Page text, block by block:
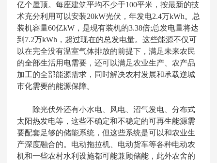
亿个屋顶。每座建筑平均不少于100平米，按最新的技
术充分利用可以安装20kW光伏，年发电2.4万kWh。总
装机容量60亿kW，是现有装机的3.38倍;总发电量将达
到7.2万kWh，超过现在的总发电量。这些能源不仅可
以在完全没有温室气体排放的前提下，满足未来农民
的全部生活用电需要，还可以满足农业生产、农产品
加工的全部能源需求，同时解决农村发展和承载逆城
市化需要的能源保障。
除光伏外还有小水电、风电、沼气发电、分布式
太阳热发电等，这些不确定和不稳定的可再生能源需
要配套足够的储能系统，但这些系统是可以和农业生
产深度融合的。电动拖拉机、电动货车等各种电动农
机和一些农村水利设施都可能兼顾储能，此外农舍的